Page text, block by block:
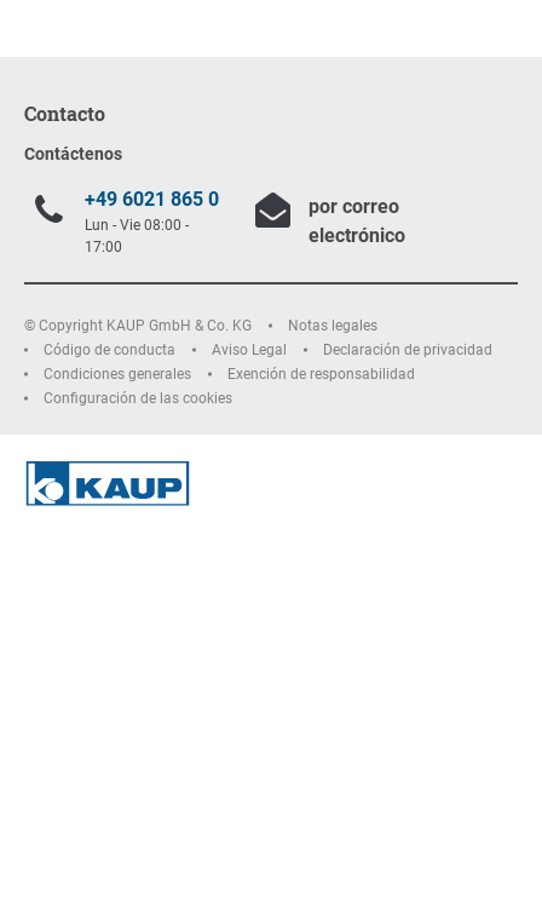
Contacto
Contáctenos
+49 6021 865 0
Lun - Vie 08:00 -
17:00
por correo
electrónico
© Copyright KAUP GmbH & Co. KG
Notas legales
Código de conducta
Aviso Legal
Declaración de privacidad
Condiciones generales
Exención de responsabilidad
Configuración de las cookies